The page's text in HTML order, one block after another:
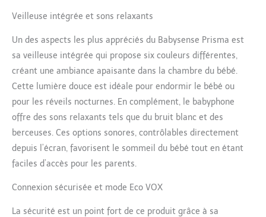
sécurité apaisante avec un
résistant au piratage, qui
fonctionne sans Wi-Fi ou
Internet et protège la vie
privée de votre bébé Mode
ECO-VOX intelligent – Le
mode ECO-VOX économe en
énergie active le moniteur
uniquement lors de la
détection de bruit, préserve
et assure un environnement
calme. Un must have
pratique pour l'équipement
de votre bébé
Veilleuse intégrée et sons relaxants
Un des aspects les plus appréciés du Babysense Prisma est
sa veilleuse intégrée qui propose six couleurs différentes,
créant une ambiance apaisante dans la chambre du bébé.
Cette lumière douce est idéale pour endormir le bébé ou
pour les réveils nocturnes. En complément, le babyphone
offre des sons relaxants tels que du bruit blanc et des
berceuses. Ces options sonores, contrôlables directement
depuis l’écran, favorisent le sommeil du bébé tout en étant
faciles d’accès pour les parents.
Connexion sécurisée et mode Eco VOX
La sécurité est un point fort de ce produit grâce à sa